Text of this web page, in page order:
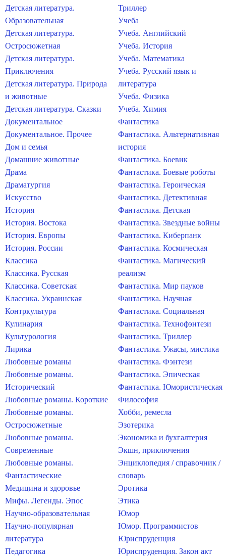
Детская литература.
Образовательная
Детская литература.
Остросюжетная
Детская литература.
Приключения
Детская литература. Природа
и животные
Детская литература. Сказки
Документальное
Документальное. Прочее
Дом и семья
Домашние животные
Драма
Драматургия
Искусство
История
История. Востока
История. Европы
История. России
Классика
Классика. Русская
Классика. Советская
Классика. Украинская
Контркультура
Кулинария
Культурология
Лирика
Любовные романы
Любовные романы.
Исторический
Любовные романы. Короткие
Любовные романы.
Остросюжетные
Любовные романы.
Современные
Любовные романы.
Фантастические
Медицина и здоровье
Мифы. Легенды. Эпос
Научно-образовательная
Научно-популярная
литература
Педагогика
Триллер
Учеба
Учеба. Английский
Учеба. История
Учеба. Математика
Учеба. Русский язык и
литература
Учеба. Физика
Учеба. Химия
Фантастика
Фантастика. Альтернативная
история
Фантастика. Боевик
Фантастика. Боевые роботы
Фантастика. Героическая
Фантастика. Детективная
Фантастика. Детская
Фантастика. Звездные войны
Фантастика. Киберпанк
Фантастика. Космическая
Фантастика. Магический
реализм
Фантастика. Мир пауков
Фантастика. Научная
Фантастика. Социальная
Фантастика. Технофэнтези
Фантастика. Триллер
Фантастика. Ужасы, мистика
Фантастика. Фэнтези
Фантастика. Эпическая
Фантастика. Юмористическая
Философия
Хобби, ремесла
Эзотерика
Экономика и бухгалтерия
Экшн, приключения
Энциклопедия / справочник /
словарь
Эротика
Этика
Юмор
Юмор. Программистов
Юриспруденция
Юриспруденция. Закон акт